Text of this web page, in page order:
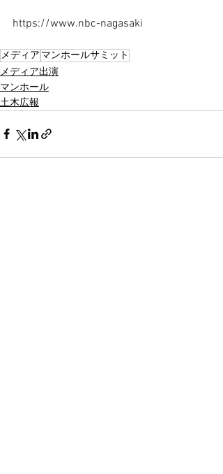
https://www.nbc-nagasaki
メディア マンホールサミット
メディア出演
マンホール
土木広報